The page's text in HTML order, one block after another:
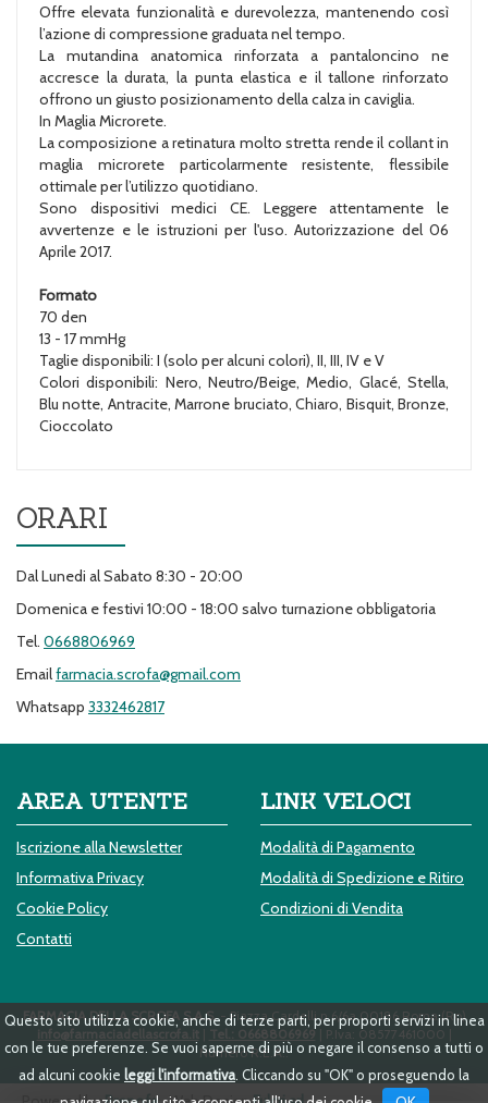
Questo sito utilizza cookie, anche di terze parti, per proporti servizi in linea
con le tue preferenze. Se vuoi saperne di più o negare il consenso a tutti o
ad alcuni cookie leggi l'informativa . Cliccando su "OK" o proseguendo la
Offre elevata funzionalità e durevolezza, mantenendo così
l’azione di compressione graduata nel tempo.
La mutandina anatomica rinforzata a pantaloncino ne
accresce la durata, la punta elastica e il tallone rinforzato
offrono un giusto posizionamento della calza in caviglia.
In Maglia Microrete.
La composizione a retinatura molto stretta rende il collant in
maglia microrete particolarmente resistente, flessibile
ottimale per l’utilizzo quotidiano.
Sono dispositivi medici CE. Leggere attentamente le
avvertenze e le istruzioni per l'uso. Autorizzazione del 06
Aprile 2017.
Formato
70 den
13 - 17 mmHg
Taglie disponibili: I (solo per alcuni colori), II, III, IV e V
Colori disponibili: Nero, Neutro/Beige, Medio, Glacé, Stella,
Blu notte, Antracite, Marrone bruciato, Chiaro, Bisquit, Bronze,
Cioccolato
ORARI
Dal Lunedi al Sabato 8:30 - 20:00
Domenica e festivi 10:00 - 18:00 salvo turnazione obbligatoria
Tel. 0668806969
Emailfarmacia.scrofa@gmail.com
Whatsapp 3332462817
AREA UTENTE
Iscrizione alla Newsletter
Informativa Privacy
Cookie Policy
Contatti
LINK VELOCI
Modalità di Pagamento
Modalità di Spedizione e Ritiro
Condizioni di Vendita
FARMACIA DELLA SCROFA S.A.S.- Piazza Cardelli n.6/6a 00186 Roma (Ro)
info@farmaciadellascrofa.it| Tel.: 0668806969| P.Iva: 08577461000 |
Numero R.E.A.: